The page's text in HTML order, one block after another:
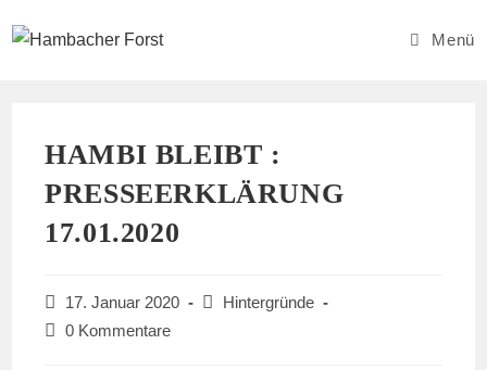
Inhalt
Menü
HAMBI BLEIBT :
PRESSEERKLÄRUNG
17.01.2020
Beitrag
veröffentlicht:
17. Januar 2020
Beitrags-
Hintergründe
Beitrags-
0 Kommentare